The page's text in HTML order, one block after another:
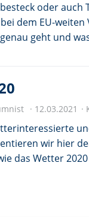
oder auch
dem EU-
geht und
12.03.2021
wir hier
das Wetter